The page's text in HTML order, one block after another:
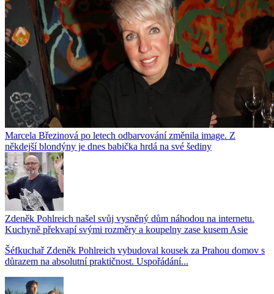
Marcela Březinová po letech odbarvování změnila image. Z
někdejší blondýny je dnes babička hrdá na své šediny
Zdeněk Pohlreich našel svůj vysněný dům náhodou na internetu.
Kuchyně překvapí svými rozměry a koupelny zase kusem Asie
Šéfkuchař Zdeněk Pohlreich vybudoval kousek za Prahou domov s
důrazem na absolutní praktičnost. Uspořádání...